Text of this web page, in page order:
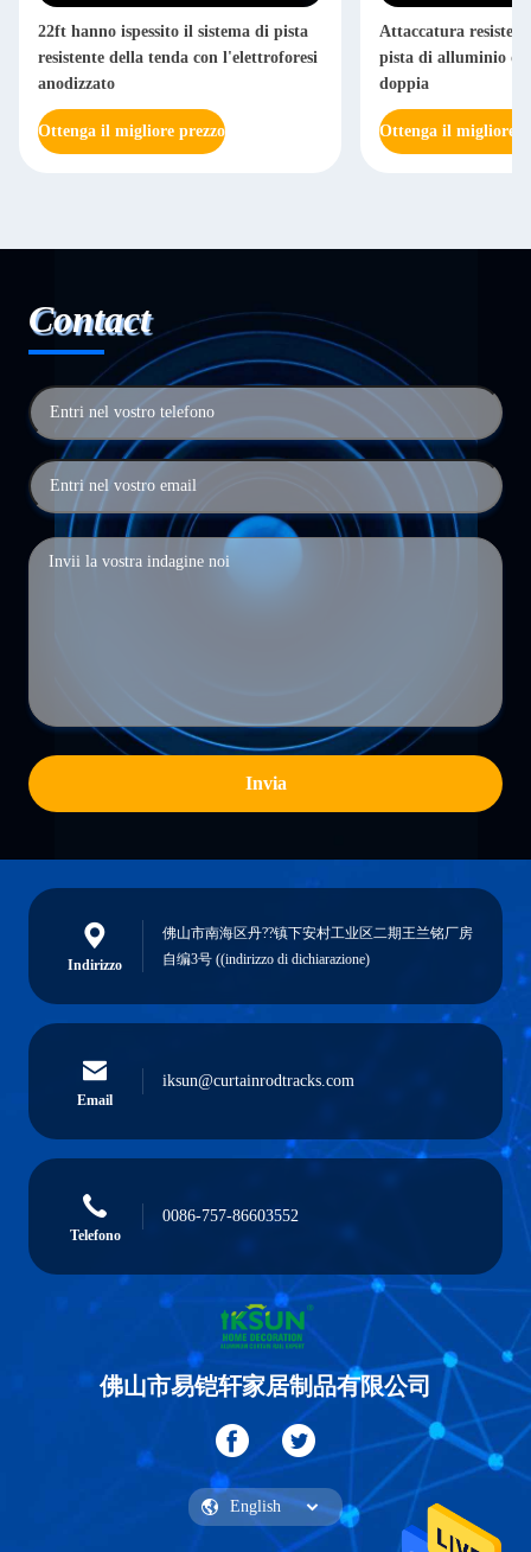
22ft hanno ispessito il sistema di pista
resistente della tenda con l'elettroforesi
anodizzato
Ottenga il migliore prezzo
Attaccatura
pista di alluminio
doppia
Ottenga il migliore
Contact
Invia
Indirizzo
佛山市南海区丹??镇下安村工业区二期王兰铭厂房
自编3号 ((indirizzo di dichiarazione)
Email
iksun@curtainrodtracks.com
Telefono
0086-757-86603552
佛山市易铠轩家居制品有限公司